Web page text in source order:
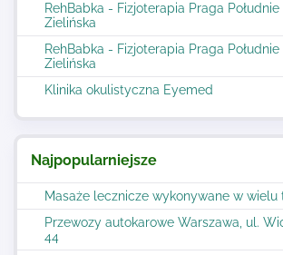
RehBabka - Fizjoterapia Praga
Zielińska
RehBabka - Fizjoterapia Praga
Zielińska
Klinika okulistyczna Eyemed
Najpopularniejsze
Masaże lecznicze wykonywane w wielu
Przewozy autokarowe Warszawa, ul.
44